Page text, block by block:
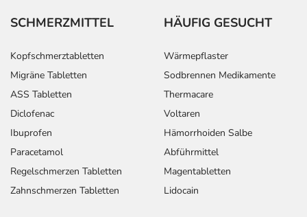
SCHMERZMITTEL
Kopfschmerztabletten
Migräne Tabletten
ASS Tabletten
Diclofenac
Ibuprofen
Paracetamol
Regelschmerzen Tabletten
Zahnschmerzen Tabletten
HÄUFIG GESUCHT
Wärmepflaster
Sodbrennen Medikamente
Thermacare
Voltaren
Hämorrhoiden Salbe
Abführmittel
Magentabletten
Lidocain